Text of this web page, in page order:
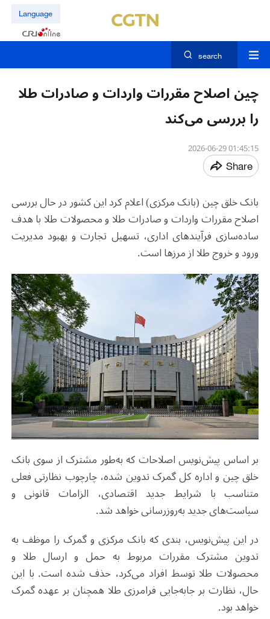
Language
search
چین اصلاح مقررات واردات و صادرات طلا
را بررسی می‌کند
01:45:15 2026-06-29
Share
بانک خلق چین (بانک مرکزی) اعلام کرد این کشور در حال بررسی
اصلاح مقررات واردات و صادرات طلا و محصولات طلا با هدف
ساده‌سازی فرآیندهای اداری، تسهیل تجارت و بهبود مدیریت
ورود و خروج طلا از مرزها است.
بر اساس پیش‌نویس اصلاحات که به‌طور مشترک از سوی بانک
خلق چین و اداره کل گمرک تدوین شده، چارچوب نظارتی فعلی
متناسب با شرایط جدید اقتصادی، الزامات قانونی و
سیاست‌های جدید به‌روزرسانی خواهد شد.
در این پیش‌نویس، بندی که بانک مرکزی و گمرک را موظف به
تدوین مشترک مقررات مربوط به حمل و ارسال طلا و
محصولات طلا توسط افراد می‌کرد، حذف شده است. با این
حال، نظارت بر جابه‌جایی فرامرزی طلا همچنان بر عهده گمرک
خواهد بود.